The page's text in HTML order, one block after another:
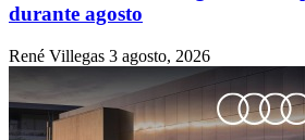
durante agosto
René Villegas 3 agosto, 2026